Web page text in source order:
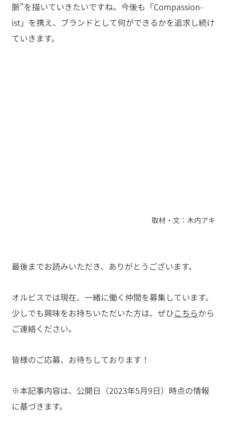
脈”を描いていきたいですね。今後も「Compassion-
ist」を携え、ブランドとして何ができるかを追求し続け
ていきます。
取材・文：木内アキ
最後までお読みいただき、ありがとうございます。
オルビスでは現在、一緒に働く仲間を募集しています。
少しでも興味をお持ちいただいた方は、ぜひこちらから
ご連絡ください。
皆様のご応募、お待ちしております！
※本記事内容は、公開日（2023年5月9日）時点の情報
に基づきます。